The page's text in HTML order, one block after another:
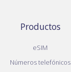
Productos
eSIM
Números telefónicos